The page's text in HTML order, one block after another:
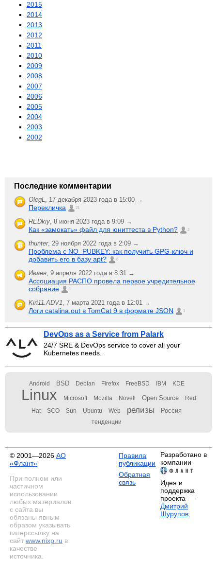
2015
2014
2013
2012
2011
2010
2009
2008
2007
2006
2005
2004
2003
2002
Последние комментарии
OlegL, 17 декабря 2023 года в 15:00 →
Перекличка 21
REDkiy, 8 июня 2023 года в 9:09 →
Как «замокать» файл для юниттеста в Python? 2
fhunter, 29 ноября 2022 года в 2:09 →
Проблема с NO_PUBKEY: как получить GPG-ключ и
добавить его в базу apt?
6
Иванн, 9 апреля 2022 года в 8:31 →
Ассоциация РАСПО провела первое учредительное
собрание
1
Kiri11.ADV1, 7 марта 2021 года в 12:01 →
Логи catalina.out в TomCat 9 в формате JSON 1
DevOps as a Service from Palark
24/7 SRE & DevOps service to cover all your
Kubernetes needs.
Android BSD Debian Firefox FreeBSD IBM KDE
Linux Microsoft Mozilla Novell Open Source Red
Hat SCO Sun Ubuntu Web релизы Россия
тенденции
© 2001—2026 АО
«Флант»
При полном или
частичном
использовании
любых материалов
с сайта вы
обязаны явным
образом указывать
гиперссылку на
сайт www.nixp.ru в
качестве
источника.
Правила
публикации
Обратная
связь
Разработано в
компании
Идея и
поддержка
проекта —
Дмитрий
Шурупов